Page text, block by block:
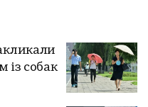
із собак